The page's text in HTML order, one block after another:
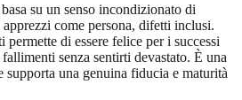
su un senso incondizionato di
come persona, difetti inclusi.
permette di essere felice per i successi
senza sentirti devastato. È una
supporta una genuina fiducia e maturità